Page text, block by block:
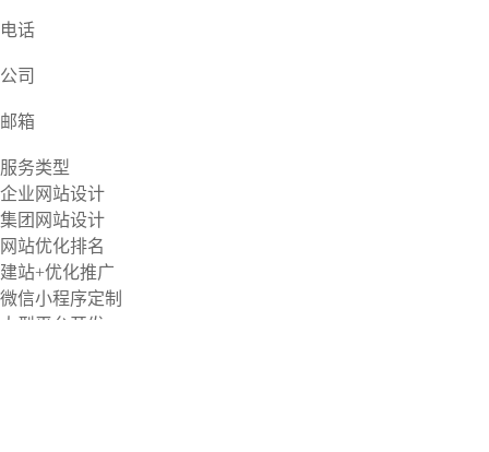
电话
公司
邮箱
服务类型
企业网站设计
集团网站设计
网站优化排名
建站+优化推广
微信小程序定制
大型平台开发